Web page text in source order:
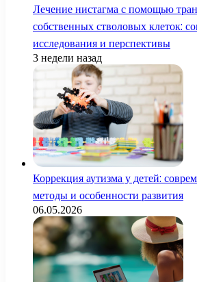
Лечение нистагма с помощью
собственных стволовых клеток:
исследования и перспективы
3 недели назад
Коррекция аутизма у детей:
методы и особенности развития
06.05.2026